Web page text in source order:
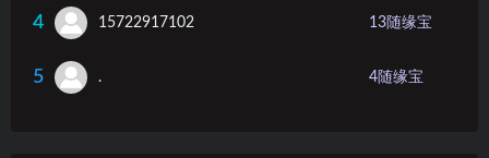
4 15722917102 13随缘宝
5 . 4随缘宝